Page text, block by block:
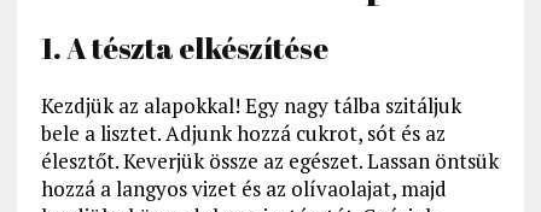
1. A tészta elkészítése
Kezdjük az alapokkal! Egy nagy tálba szitáljuk
bele a lisztet. Adjunk hozzá cukrot, sót és az
élesztőt. Keverjük össze az egészet. Lassan öntsük
hozzá a langyos vizet és az olívaolajat, majd